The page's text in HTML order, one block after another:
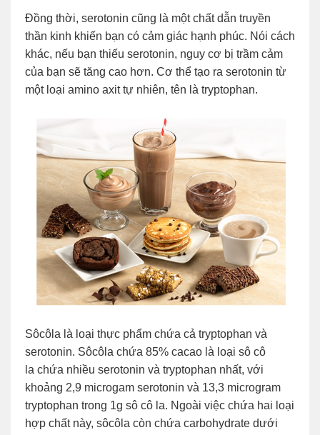
Đồng thời, serotonin cũng là một chất dẫn truyền
thần kinh khiến bạn có cảm giác hạnh phúc. Nói cách
khác, nếu bạn thiếu serotonin, nguy cơ bị trầm cảm
của bạn sẽ tăng cao hơn. Cơ thể tạo ra serotonin từ
một loại amino axit tự nhiên, tên là tryptophan.
Sôcôla là loại thực phẩm chứa cả tryptophan và
serotonin. Sôcôla chứa 85% cacao là loại sô cô
la chứa nhiều serotonin và tryptophan nhất, với
khoảng 2,9 microgam serotonin và 13,3 microgram
tryptophan trong 1g sô cô la. Ngoài việc chứa hai loại
hợp chất này, sôcôla còn chứa carbohydrate dưới